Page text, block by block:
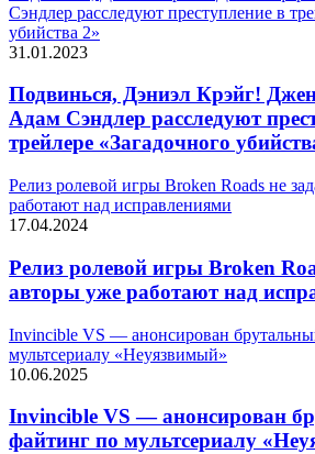
Сэндлер расследуют преступление в
убийства 2»
31.01.2023
Подвинься, Дэниэл Крэйг!
Адам Сэндлер расследуют
трейлере «Загадочного
Релиз ролевой игры Broken Roads не
работают над исправлениями
17.04.2024
Релиз ролевой игры Broken
авторы уже работают над
Invincible VS — анонсирован
мультсериалу «Неуязвимый»
10.06.2025
Invincible VS — анонсирован
файтинг по мультсериалу